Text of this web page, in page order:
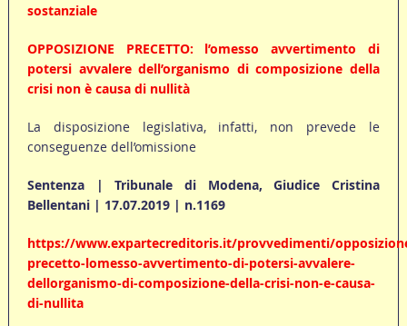
sostanziale
OPPOSIZIONE PRECETTO: l’omesso avvertimento di
potersi avvalere dell’organismo di composizione della
crisi non è causa di nullità
La disposizione legislativa, infatti, non prevede le
conseguenze dell’omissione
Sentenza | Tribunale di Modena, Giudice Cristina
Bellentani | 17.07.2019 | n.1169
https://www.expartecreditoris.it/provvedimenti/
precetto-lomesso-avvertimento-di-potersi-avvalere-
dellorganismo-di-composizione-della-crisi-non-e-causa-
di-nullita